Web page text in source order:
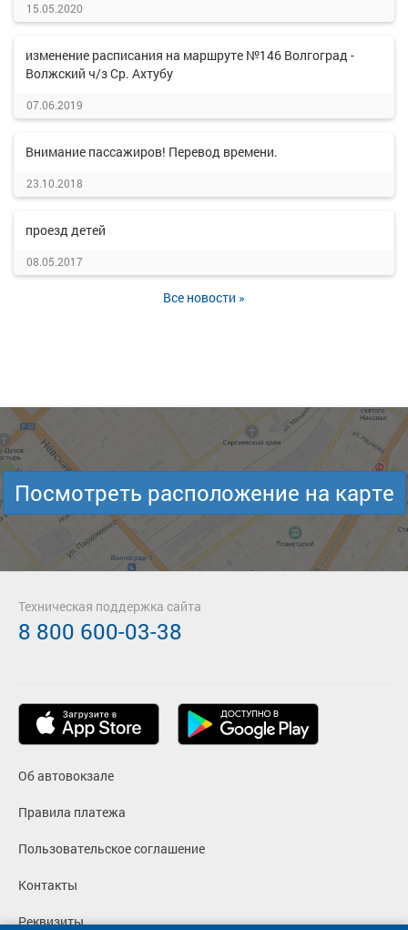
15.05.2020
изменение расписания на маршруте №146 Волгоград -
Волжский ч/з Ср. Ахтубу
07.06.2019
Внимание пассажиров! Перевод времени.
23.10.2018
проезд детей
08.05.2017
Все новости »
Посмотреть расположение на карте
Об автовокзале
Правила платежа
Пользовательское соглашение
Контакты
Реквизиты
Техническая поддержка сайта
8 800 600-03-38